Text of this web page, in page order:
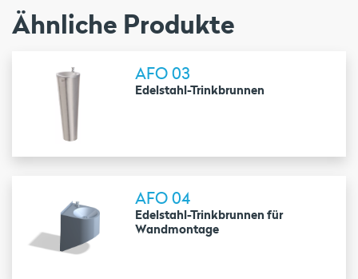
Ähnliche Produkte
AFO 03
Edelstahl-Trinkbrunnen
AFO 04
Edelstahl-Trinkbrunnen für
Wandmontage